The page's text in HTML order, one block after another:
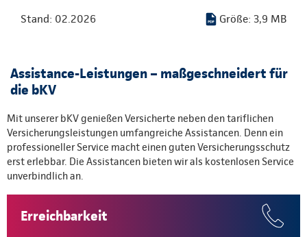
Stand: 02.2026 Größe: 3,9 MB
Assistance-Leistungen – maßgeschneidert für
die bKV
Mit unserer bKV genießen Versicherte neben den tariflichen
Versicherungsleistungen umfangreiche Assistancen. Denn ein
professioneller Service macht einen guten Versicherungsschutz
erst erlebbar. Die Assistancen bieten wir als kostenlosen Service
unverbindlich an.
Erreichbarkeit